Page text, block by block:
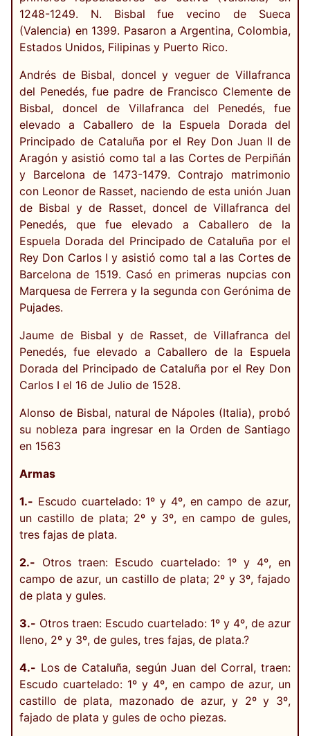
1248-1249. N. Bisbal fue vecino de Sueca
(Valencia) en 1399. Pasaron a Argentina, Colombia,
Estados Unidos, Filipinas y Puerto Rico.
Andrés de Bisbal, doncel y veguer de Villafranca
del Penedés, fue padre de Francisco Clemente de
Bisbal, doncel de Villafranca del Penedés, fue
elevado a Caballero de la Espuela Dorada del
Principado de Cataluña por el Rey Don Juan II de
Aragón y asistió como tal a las Cortes de Perpiñán
y Barcelona de 1473-1479. Contrajo matrimonio
con Leonor de Rasset, naciendo de esta unión Juan
de Bisbal y de Rasset, doncel de Villafranca del
Penedés, que fue elevado a Caballero de la
Espuela Dorada del Principado de Cataluña por el
Rey Don Carlos I y asistió como tal a las Cortes de
Barcelona de 1519. Casó en primeras nupcias con
Marquesa de Ferrera y la segunda con Gerónima de
Pujades.
Jaume de Bisbal y de Rasset, de Villafranca del
Penedés, fue elevado a Caballero de la Espuela
Dorada del Principado de Cataluña por el Rey Don
Carlos I el 16 de Julio de 1528.
Alonso de Bisbal, natural de Nápoles (Italia), probó
su nobleza para ingresar en la Orden de Santiago
en 1563
Armas
1.- Escudo cuartelado: 1º y 4º, en campo de azur,
un castillo de plata; 2º y 3º, en campo de gules,
tres fajas de plata.
2.- Otros traen: Escudo cuartelado: 1º y 4º, en
campo de azur, un castillo de plata; 2º y 3º, fajado
de plata y gules.
3.- Otros traen: Escudo cuartelado: 1º y 4º, de azur
lleno, 2º y 3º, de gules, tres fajas, de plata.?
4.- Los de Cataluña, según Juan del Corral, traen:
Escudo cuartelado: 1º y 4º, en campo de azur, un
castillo de plata, mazonado de azur, y 2º y 3º,
fajado de plata y gules de ocho piezas.